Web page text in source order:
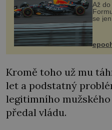
Až
se
na
Kromě toho už mu
let a podstatný
legitimního
předal vládu.